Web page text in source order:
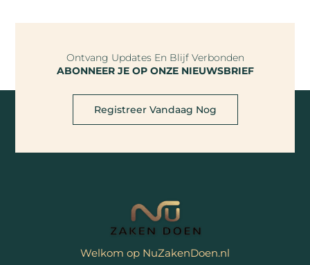
Ontvang Updates En Blijf Verbonden
ABONNEER JE OP ONZE NIEUWSBRIEF
Registreer Vandaag Nog
Welkom op NuZakenDoen.nl